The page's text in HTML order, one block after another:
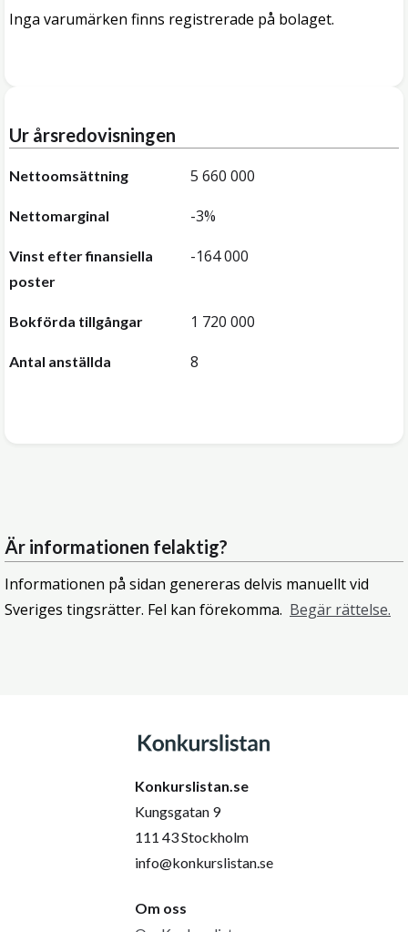
Inga varumärken finns registrerade på bolaget.
Ur årsredovisningen
Nettoomsättning 5 660 000
Nettomarginal -3%
Vinst efter finansiella
poster
-164 000
Bokförda tillgångar 1 720 000
Antal anställda 8
Är informationen felaktig?
Informationen på sidan genereras delvis manuellt vid
Sveriges tingsrätter. Fel kan förekomma. Begär rättelse.
Konkurslistan.se
Kungsgatan 9
111 43 Stockholm
info@konkurslistan.se
Om oss